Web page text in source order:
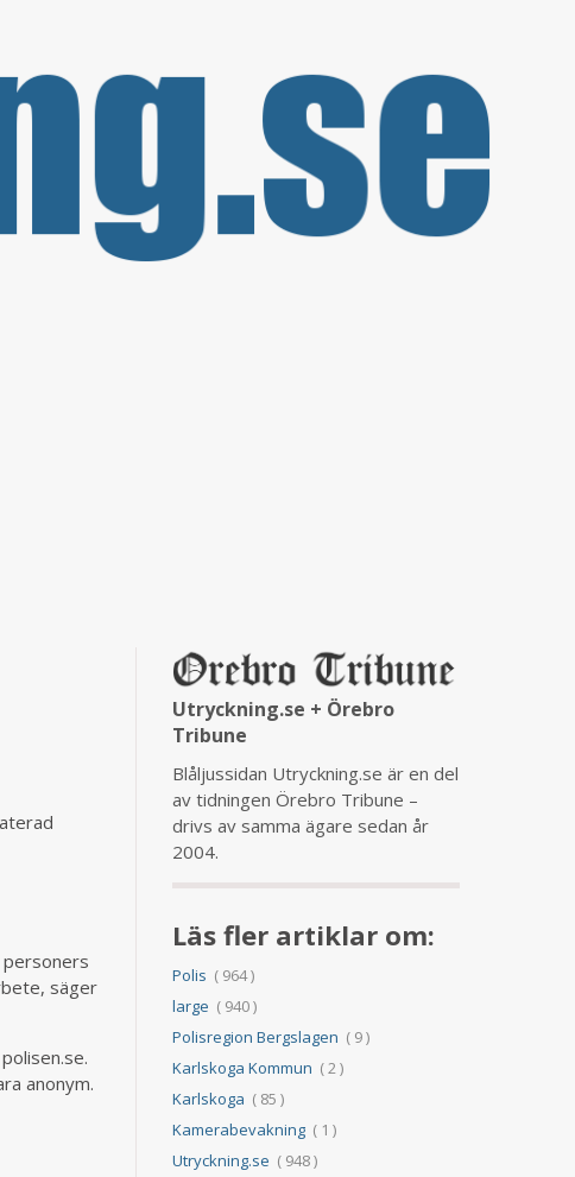
säger
anonym.
Utryckning.se + Örebro
Tribune
Blåljussidan Utryckning.se är en del
av tidningen Örebro Tribune –
drivs av samma ägare sedan år
2004.
Läs fler artiklar om:
Polis ( 964 )
large ( 940 )
Polisregion Bergslagen ( 9 )
Karlskoga Kommun ( 2 )
Karlskoga ( 85 )
Kamerabevakning( 1 )
Utryckning.se ( 948 )